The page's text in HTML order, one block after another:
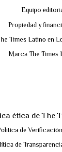
Equipo
Propiedad y
Times Latino en
Marca The Times
ética de The
de
de